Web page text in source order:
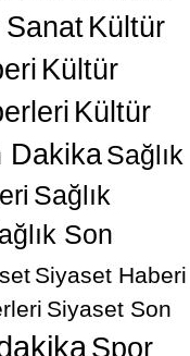
Kültür
Kültür
Kültür
DakikaSağlık
Sağlık
Son
Siyaset Haberi
Siyaset Son
Spor